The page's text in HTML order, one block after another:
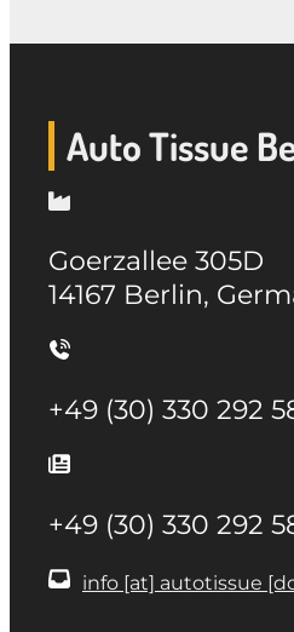
Auto Tissue
Goerzallee 305D
14167 Berlin,
+49 (30) 330 292
+49 (30) 330 292
info [at] autotissue